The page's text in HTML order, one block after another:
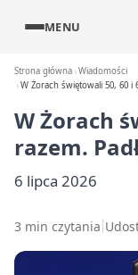
MENU
Strona główna Wiadomości
W Żorach świętowali 50, 60 i
W Żorach
razem.
6 lipca 2026
3 min czytania